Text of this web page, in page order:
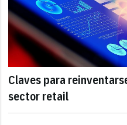
Claves para
sector retail